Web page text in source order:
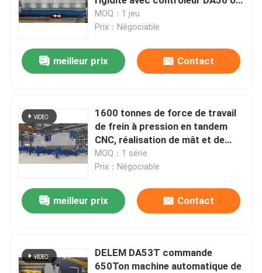
Produits
À propos de nous
Visite de l'usine
Nous contacter
DA66T
MOQ：1 jeu
Prix：Négociable
meilleur prix Contact
1600 tonnes de force de travail
de frein à pression en tandem
CNC, réalisation de mât et de
monopole
MOQ：1 série
Prix：Négociable
meilleur prix Contact
DELEM DA53T commande
650Ton machine automatique de